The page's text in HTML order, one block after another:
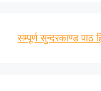
सम्पूर्ण सुन्दरकाण्ड पाठ